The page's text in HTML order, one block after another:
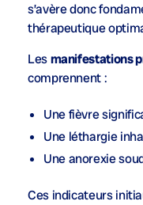
s’avère donc
thérapeutique
Lesmanifestations
comprennent :
Une fièvre
Une léthargie
Une anorexie
Ces indicateurs